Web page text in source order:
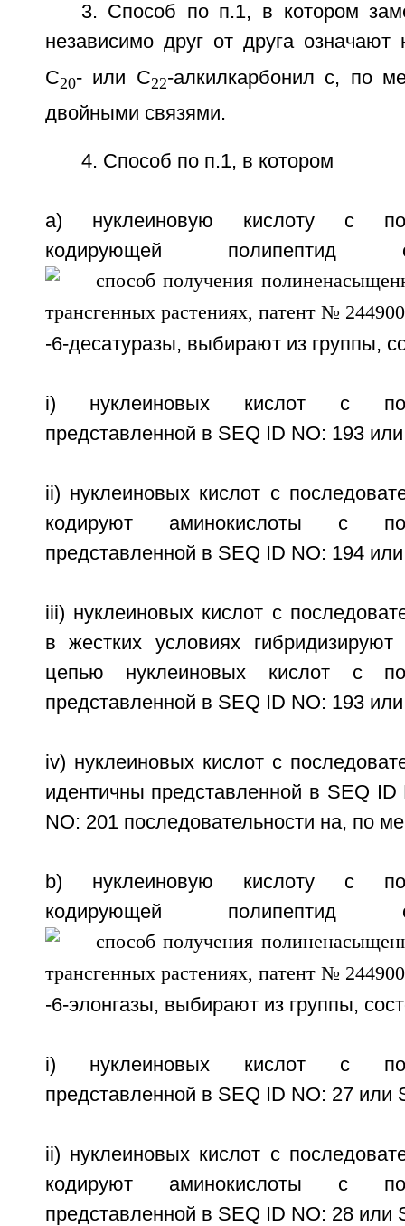
3. Способ по п.1, в котором
независимо друг от друга
C20- или С22-алкилкарбонил с, по
двойными связями.
4. Способ по п.1, в котором
a) нуклеиновую кислоту с
кодирующей полипептид
-6-десатуразы, выбирают из группы,
i) нуклеиновых кислот с
представленной в SEQ ID NO: 193
ii) нуклеиновых кислот с
кодируют аминокислоты с
представленной в SEQ ID NO: 194
iii) нуклеиновых кислот с
в жестких условиях
цепью нуклеиновых кислот с
представленной в SEQ ID NO: 193
iv) нуклеиновых кислот с
идентичны представленной в SEQ
NO: 201 последовательности на, по
b) нуклеиновую кислоту с
кодирующей полипептид
-6-элонгазы, выбирают из группы,
i) нуклеиновых кислот с
представленной в SEQ ID NO: 27 или
ii) нуклеиновых кислот с
кодируют аминокислоты с
представленной в SEQ ID NO: 28 или